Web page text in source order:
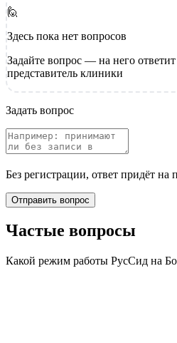
🙋
Здесь пока нет вопросов
Задайте вопрос — на него
представитель клиники
Задать вопрос
Без регистрации, ответ придёт на
Отправить вопрос
Частые вопросы
Какой режим работы РусСид на